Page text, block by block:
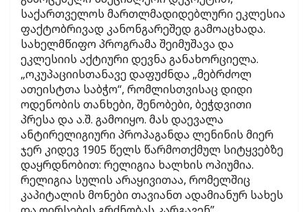
საქართველოს მართლმადიდებლური ეკლესია
ფაქტობრივად კანონგარეშედ გამოაცხადა.
სახელმწიფო პროგრამა შეიმუშავა და
ეკლესიის აქტიური დევნა განახორციელა.
„ოკუპაციისთანავე დაფუძნდა „მებრძოლ
ათეისტთა საბჭო“, რომლისთვისაც დიდი
ოდენობის თანხები, შენობები, ბეჭდვითი
პრესა და ა.შ. გამოიყო. მას დაევალა
ანტირელიგიური პროპაგანდა ლენინის მიერ
ჯერ კიდევ 1905 წელს წარმოთქმულ სიტყვებზე
დაყრდნობით: რელიგია ხალხის ოპიუმია.
რელიგია სულის არაყივითაა, რომელშიც
კაპიტალის მონები თავიანთ ადამიანურ სახეს